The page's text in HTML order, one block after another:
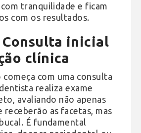
tranquilidade e ficam
com os resultados.
Consulta inicial
clínica
com uma consulta
realiza exame
avaliando não apenas
receberão as facetas, mas
É fundamental